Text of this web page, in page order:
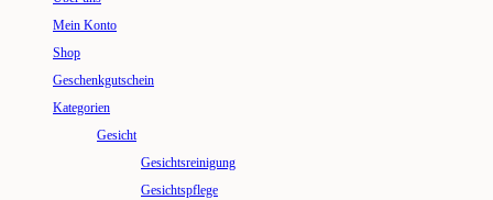
Mein Konto
Shop
Geschenkgutschein
Kategorien
Gesicht
Gesichtsreinigung
Gesichtspflege